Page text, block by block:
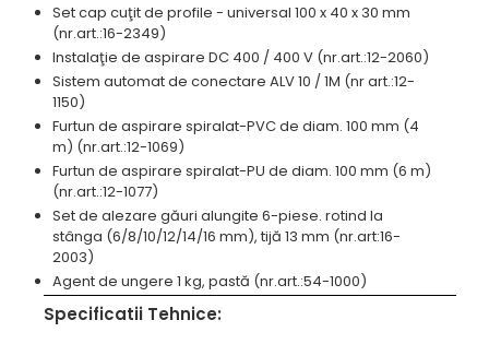
Set cap cuţit de profile - universal 100 x 40 x 30 mm
(nr.art.:16-2349)
Instalaţie de aspirare DC 400 / 400 V (nr.art.:12-2060)
Sistem automat de conectare ALV 10 / 1M (nr art.:12-
1150)
Furtun de aspirare spiralat-PVC de diam. 100 mm (4
m) (nr.art.:12-1069)
Furtun de aspirare spiralat-PU de diam. 100 mm (6 m)
(nr.art.:12-1077)
Set de alezare găuri alungite 6-piese. rotind la
stânga (6/8/10/12/14/16 mm), tijă 13 mm (nr.art:16-
2003)
Agent de ungere 1 kg, pastă (nr.art.:54-1000)
Specificatii Tehnice: